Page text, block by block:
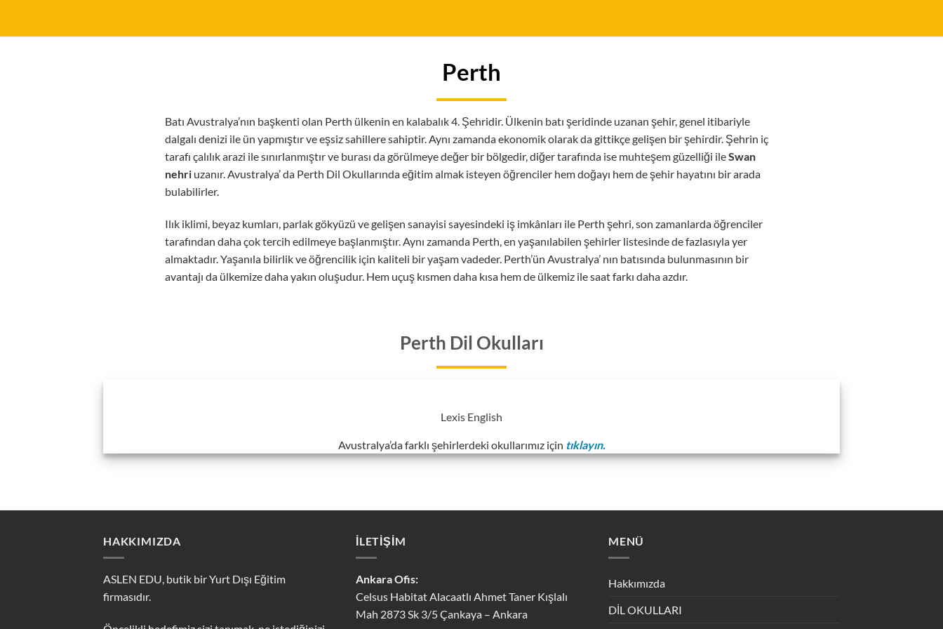
Perth
Batı Avustralya’nın başkenti olan Perth ülkenin en kalabalık 4. Şehridir. Ülkenin batı şeridinde uzanan şehir, genel itibariyle
dalgalı denizi ile ün yapmıştır ve eşsiz sahillere sahiptir. Aynı zamanda ekonomik olarak da gittikçe gelişen bir şehirdir. Şehrin iç
tarafı çalılık arazi ile sınırlanmıştır ve burası da görülmeye değer bir bölgedir, diğer tarafında ise muhteşem güzelliği ileSwan
nehriuzanır. Avustralya’ da Perth Dil Okullarında eğitim almak isteyen öğrenciler hem doğayı hem de şehir hayatını bir arada
bulabilirler.
Ilık iklimi, beyaz kumları, parlak gökyüzü ve gelişen sanayisi sayesindeki iş imkânları ile Perth şehri, son zamanlarda öğrenciler
tarafından daha çok tercih edilmeye başlanmıştır. Aynı zamanda Perth, en yaşanılabilen şehirler listesinde de fazlasıyla yer
almaktadır. Yaşanıla bilirlik ve öğrencilik için kaliteli bir yaşam vadeder. Perth’ün Avustralya’ nın batısında bulunmasının bir
avantajı da ülkemize daha yakın oluşudur. Hem uçuş kısmen daha kısa hem de ülkemiz ile saat farkı daha azdır.
Perth Dil Okulları
Lexis English
Avustralya’da farklı şehirlerdeki okullarımız için tıklayın.
HAKKIMIZDA
ASLEN EDU, butik bir Yurt Dışı Eğitim
firmasıdır.
İLETİŞİM
Ankara Ofis:
Celsus Habitat Alacaatlı Ahmet Taner Kışlalı
Mah 2873 Sk 3/5 Çankaya – Ankara
MENÜ
Hakkımızda
DİL OKULLARI